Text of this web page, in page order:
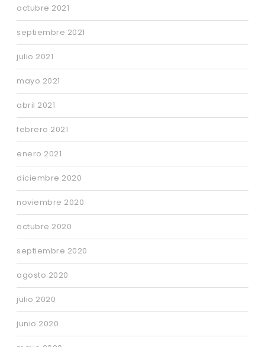
octubre 2021
septiembre 2021
julio 2021
mayo 2021
abril 2021
febrero 2021
enero 2021
diciembre 2020
noviembre 2020
octubre 2020
septiembre 2020
agosto 2020
julio 2020
junio 2020